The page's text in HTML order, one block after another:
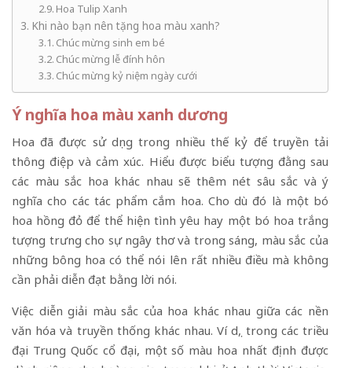
Hoa Tulip Xanh
Khi nào bạn nên tặng hoa màu xanh?
Chúc mừng sinh em bé
Chúc mừng lễ đính hôn
Chúc mừng kỷ niệm ngày cưới
Ý nghĩa hoa màu xanh dương
Hoa đã được sử dụng trong nhiều thế kỷ để truyền tải
thông điệp và cảm xúc. Hiểu được biểu tượng đằng sau
các màu sắc hoa khác nhau sẽ thêm nét sâu sắc và ý
nghĩa cho các tác phẩm cắm hoa. Cho dù đó là một bó
hoa hồng đỏ để thể hiện tình yêu hay một bó hoa trắng
tượng trưng cho sự ngây thơ và trong sáng, màu sắc của
những bông hoa có thể nói lên rất nhiều điều mà không
cần phải diễn đạt bằng lời nói.
Việc diễn giải màu sắc của hoa khác nhau giữa các nền
văn hóa và truyền thống khác nhau. Ví dụ, trong các triều
đại Trung Quốc cổ đại, một số màu hoa nhất định được